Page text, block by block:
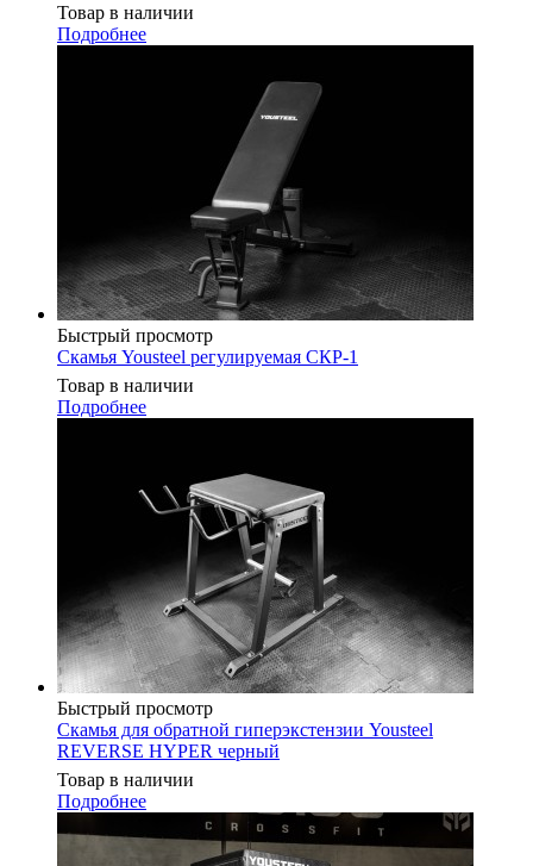
Товар в наличии
Подробнее
Быстрый просмотр
Скамья Yousteel регулируемая СКР-1
Товар в наличии
Подробнее
Быстрый просмотр
Скамья для обратной гиперэкстензии Yousteel
REVERSE HYPER черный
Товар в наличии
Подробнее